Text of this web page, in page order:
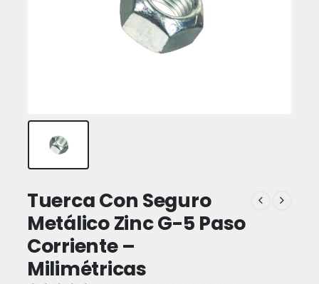
Tuerca Con Seguro
Metálico Zinc G-5 Paso
Corriente –
Milimétricas